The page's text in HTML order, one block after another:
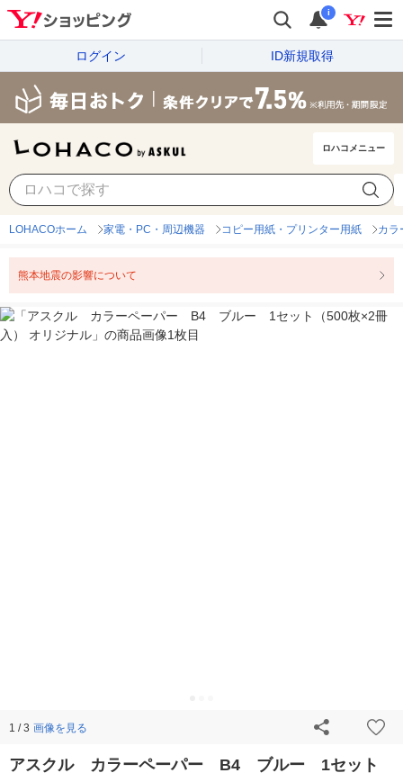
i
ログイン ID新規取得
ロハコメニュー
LOHACOホーム 家電・PC・周辺機器 コピー用紙・プリンター用紙 カラ
熊本地震の影響について
1 / 3 画像を見る
アスクル カラーペーパー B4 ブルー 1セット